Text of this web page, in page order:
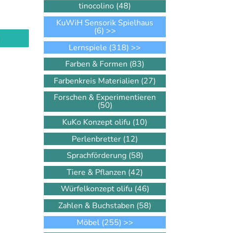
tinocolino (48)
KuWiH Sensorik Spielhaus
(6) >>
Lernspiele (318) >>
Farben & Formen (83)
Farbenkreis Materialien (27)
Forschen & Experimentieren
(50)
KuKo Konzept olifu (10)
Perlenbretter (12)
Sprachförderung (58)
Tiere & Pflanzen (42)
Würfelkonzept olifu (46)
Zahlen & Buchstaben (58)
Möbel (255) >>